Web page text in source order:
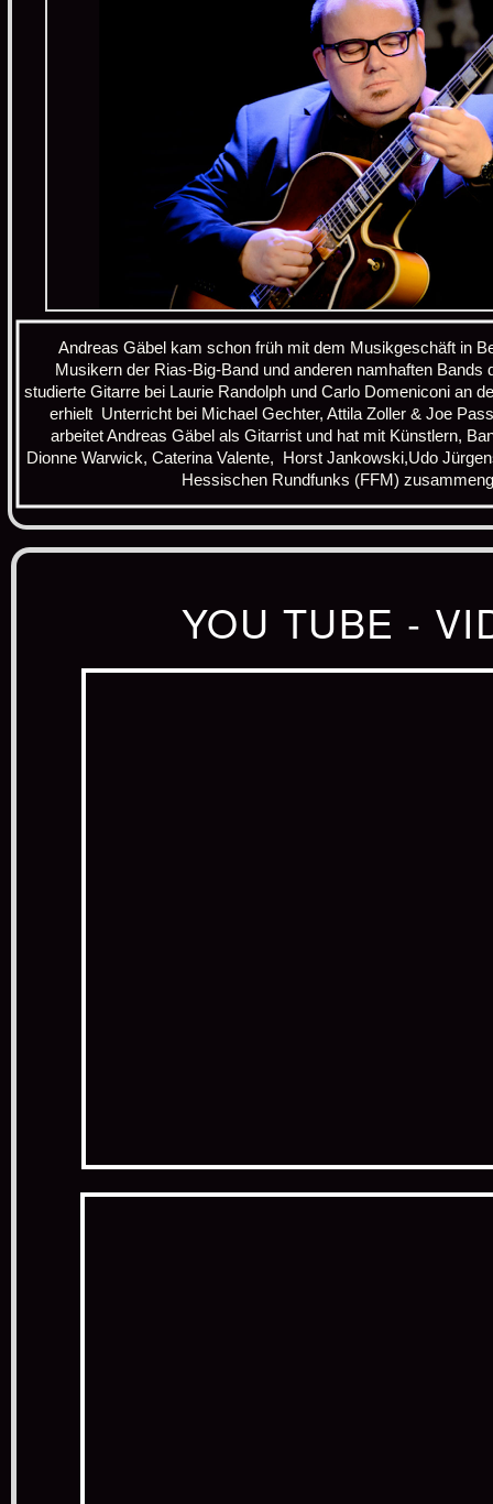
Andreas Gäbel kam schon früh mit dem Musikgeschäft in
Musikern der Rias-Big-Band und anderen namhaften Bands
studierte Gitarre bei Laurie Randolph und Carlo Domeniconi an
erhielt Unterricht bei Michael Gechter, Attila Zoller & Joe
arbeitet Andreas Gäbel als Gitarrist und hat mit Künstlern,
Dionne Warwick, Caterina Valente, Horst Jankowski,Udo
Hessischen Rundfunks (FFM)
YOU TUBE -